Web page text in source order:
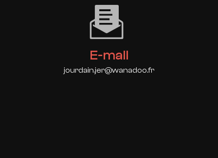
E-mail
jourdain.jer@wanadoo.fr